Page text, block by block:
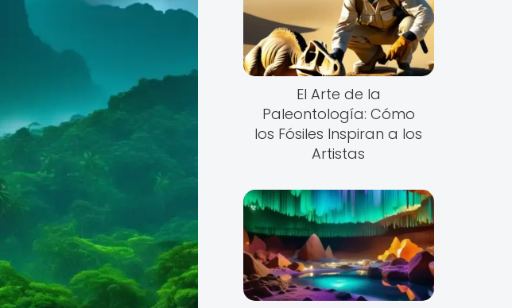
El Arte de la
Paleontología: Cómo
los Fósiles Inspiran a los
Artistas